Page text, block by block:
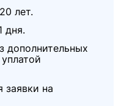
лет.
дня.
дополнительных
заявки на